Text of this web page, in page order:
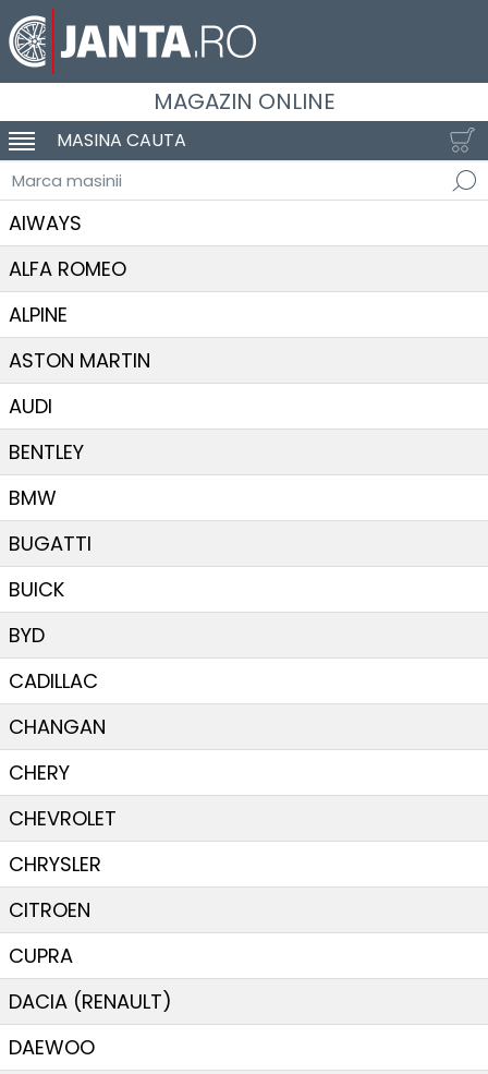
MAGAZIN ONLINE
SCHIMBA NAVIGAREA
MASINA CAUTA
Marca masinii
AIWAYS
ALFA ROMEO
ALPINE
ASTON MARTIN
AUDI
BENTLEY
BMW
BUGATTI
BUICK
BYD
CADILLAC
CHANGAN
CHERY
CHEVROLET
CHRYSLER
CITROEN
CUPRA
DACIA (RENAULT)
DAEWOO